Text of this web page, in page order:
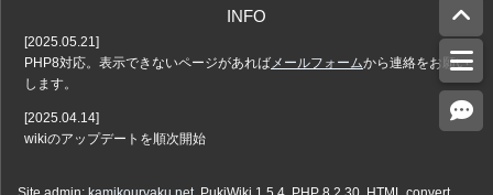
INFO
[2025.05.21]
PHP8対応。表示できないページがあればメールフォームから連絡をお願い
します。
[2025.04.14]
wikiのアップデートを順次開始